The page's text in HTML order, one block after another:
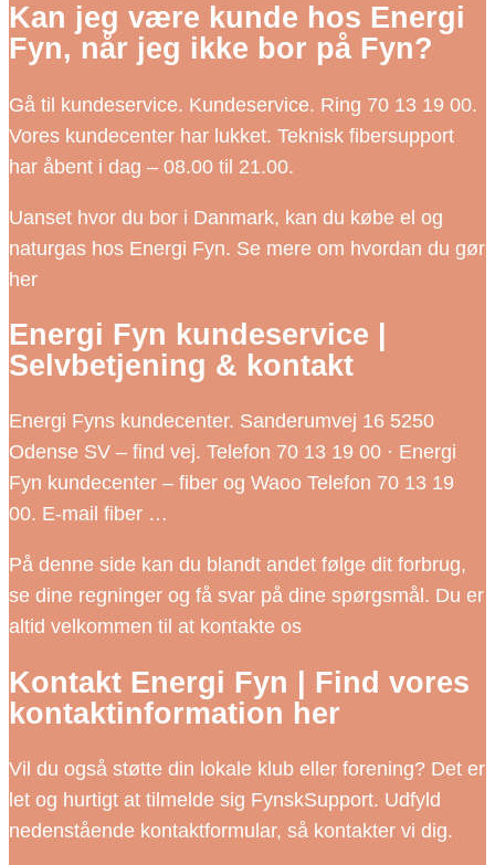
Kan jeg være kunde hos Energi
Fyn, når jeg ikke bor på Fyn?
Gå til kundeservice. Kundeservice. Ring 70 13 19 00.
Vores kundecenter har lukket. Teknisk fibersupport
har åbent i dag – 08.00 til 21.00.
Uanset hvor du bor i Danmark, kan du købe el og
naturgas hos Energi Fyn. Se mere om hvordan du gør
her
Energi Fyn kundeservice |
Selvbetjening & kontakt
Energi Fyns kundecenter. Sanderumvej 16 5250
Odense SV – find vej. Telefon 70 13 19 00 · Energi
Fyn kundecenter – fiber og Waoo Telefon 70 13 19
00. E-mail fiber …
På denne side kan du blandt andet følge dit forbrug,
se dine regninger og få svar på dine spørgsmål. Du er
altid velkommen til at kontakte os
Kontakt Energi Fyn | Find vores
kontaktinformation her
Vil du også støtte din lokale klub eller forening? Det er
let og hurtigt at tilmelde sig FynskSupport. Udfyld
nedenstående kontaktformular, så kontakter vi dig.